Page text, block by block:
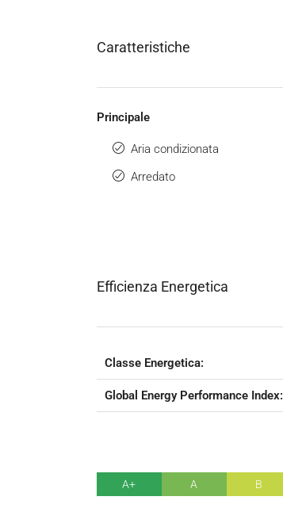
Caratteristiche
Principale
Aria condizionata
Arredato
Efficienza Energetica
Classe Energetica:
Global Energy Performance Index:
A+ A B